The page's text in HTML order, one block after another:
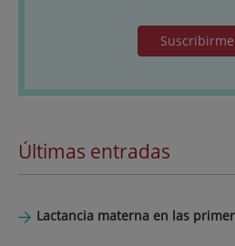
Suscribirme
Últimas entradas
Lactancia materna en las